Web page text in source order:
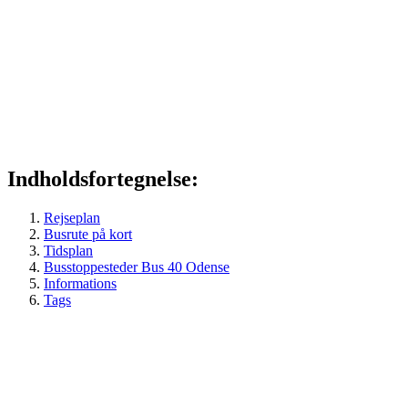
Indholdsfortegnelse:
Rejseplan
Busrute på kort
Tidsplan
Busstoppesteder Bus 40 Odense
Informations
Tags